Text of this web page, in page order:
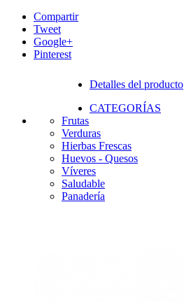
Compartir
Tweet
Google+
Pinterest
Detalles del producto
CATEGORÍAS
Frutas
Verduras
Hierbas Frescas
Huevos - Quesos
Víveres
Saludable
Panadería